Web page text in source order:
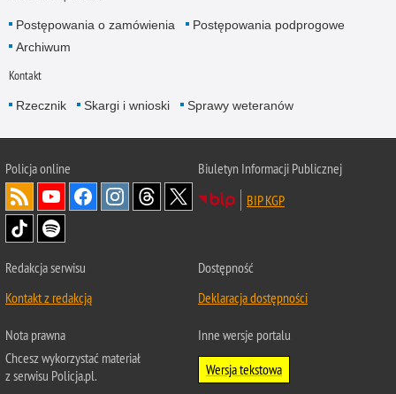
Postępowania o zamówienia
Postępowania podprogowe
Archiwum
Kontakt
Rzecznik Skargi i wnioski Sprawy weteranów
Policjaonline
Biuletyn Informacji Publicznej
BIP KGP
Redakcja serwisu
Kontakt z redakcją
Dostępność
Deklaracja dostępności
Nota prawna
Chcesz wykorzystać materiał
z serwisu Policja.pl.
Inne wersje portalu
Wersja tekstowa